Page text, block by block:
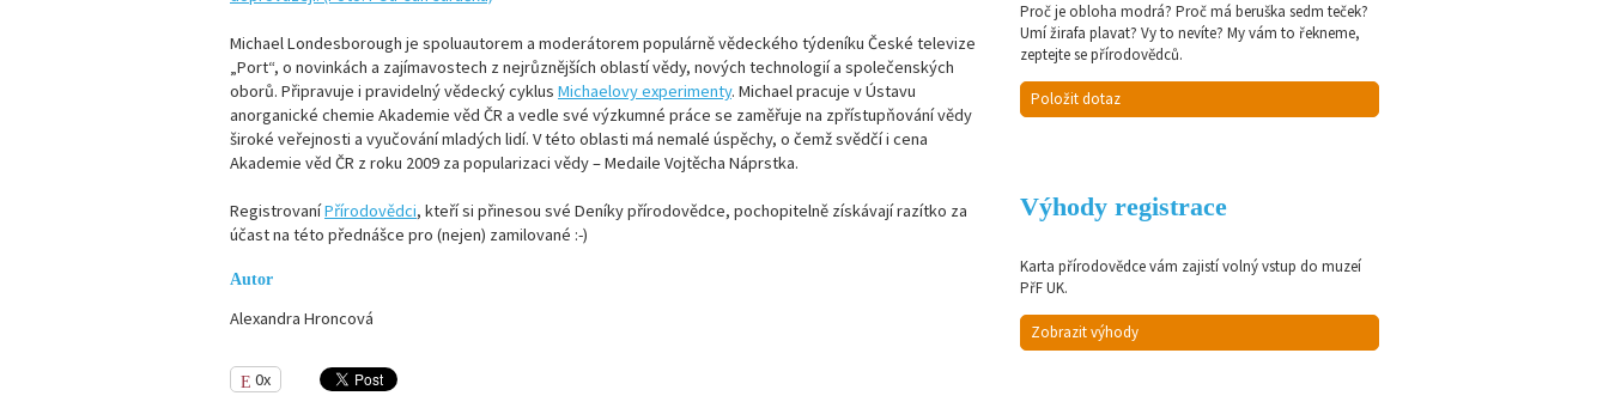
Michael Londesborough je spoluautorem a moderátorem populárně vědeckého týdeníku České televize
„Port“, o novinkách a zajímavostech z nejrůznějších oblastí vědy, nových technologií a společenských
oborů. Připravuje i pravidelný vědecký cyklus Michaelovy experimenty. Michael pracuje v Ústavu
anorganické chemie Akademie věd ČR a vedle své výzkumné práce se zaměřuje na zpřístupňování vědy
široké veřejnosti a vyučování mladých lidí. V této oblasti má nemalé úspěchy, o čemž svědčí i cena
Akademie věd ČR z roku 2009 za popularizaci vědy – Medaile Vojtěcha Náprstka.
RegistrovaníPřírodovědci, kteří si přinesou své Deníky přírodovědce, pochopitelně získávají razítko za
účast na této přednášce pro (nejen) zamilované :-)
Autor
Alexandra Hroncová
0x
Proč je obloha modrá? Proč má beruška sedm teček?
Umí žirafa plavat? Vy to nevíte? My vám to řekneme,
zeptejte se přírodovědců.
Položit dotaz
Výhody registrace
Karta přírodovědce vám zajistí volný vstup do muzeí
PřF UK.
Zobrazit výhody